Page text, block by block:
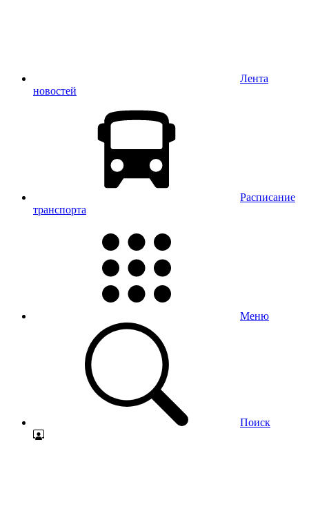
Лента
новостей
Расписание
транспорта
Меню
Поиск